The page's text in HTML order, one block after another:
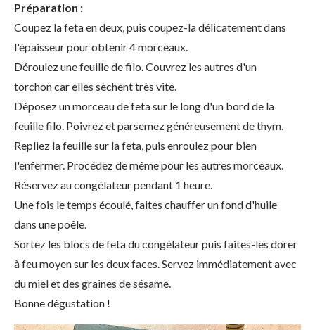
Préparation :
Coupez la feta en deux, puis coupez-la délicatement dans
l'épaisseur pour obtenir 4 morceaux.
Déroulez une feuille de filo. Couvrez les autres d'un
torchon car elles sèchent très vite.
Déposez un morceau de feta sur le long d'un bord de la
feuille filo. Poivrez et parsemez généreusement de thym.
Repliez la feuille sur la feta, puis enroulez pour bien
l'enfermer. Procédez de même pour les autres morceaux.
Réservez au congélateur pendant 1 heure.
Une fois le temps écoulé, faites chauffer un fond d'huile
dans une poêle.
Sortez les blocs de feta du congélateur puis faites-les dorer
à feu moyen sur les deux faces. Servez immédiatement avec
du miel et des graines de sésame.
Bonne dégustation !